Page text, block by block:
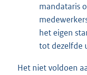
mandataris
het eigen
tot dezelfde
Het niet voldoen